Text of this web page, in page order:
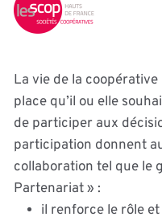
La vie de la
place qu’il ou elle
de participer aux
participation donnent
collaboration tel que le
Partenariat » :
il renforce le rôle